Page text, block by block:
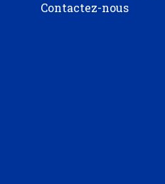
Contactez-nous